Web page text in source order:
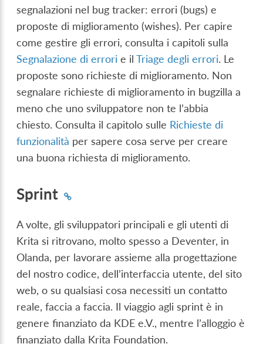
segnalazioni nel bug tracker: errori (bugs) e
proposte di miglioramento (wishes). Per capire
come gestire gli errori, consulta i capitoli sulla
Segnalazione di errori e ilTriage degli errori. Le
proposte sono richieste di miglioramento. Non
segnalare richieste di miglioramento in bugzilla a
meno che uno sviluppatore non te l’abbia
chiesto. Consulta il capitolo sulle Richieste di
funzionalità per sapere cosa serve per creare
una buona richiesta di miglioramento.
Sprint
A volte, gli sviluppatori principali e gli utenti di
Krita si ritrovano, molto spesso a Deventer, in
Olanda, per lavorare assieme alla progettazione
del nostro codice, dell’interfaccia utente, del sito
web, o su qualsiasi cosa necessiti un contatto
reale, faccia a faccia. Il viaggio agli sprint è in
genere finanziato da KDE e.V., mentre l’alloggio è
finanziato dalla Krita Foundation.